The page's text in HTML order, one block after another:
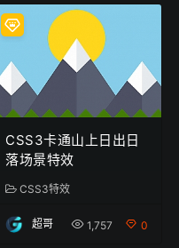
CSS3卡通山上日出日
落场景特效
CSS3特效
超哥 1,757 0